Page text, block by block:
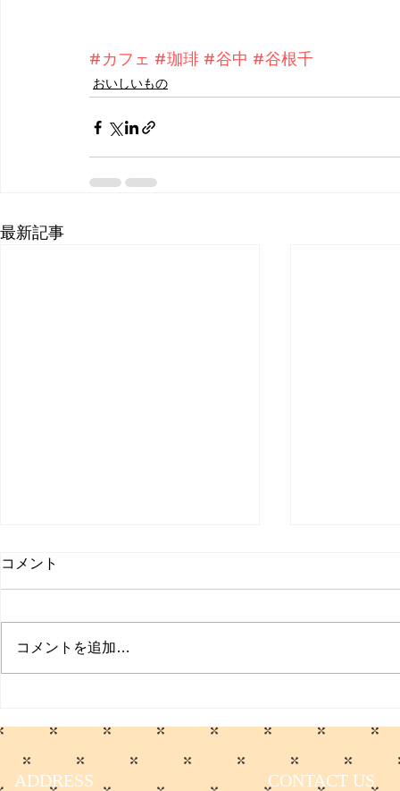
#カフェ #珈琲 #谷中 #谷根千
おいしいもの
最新記事
プクイチ
コメント
コメントを追加…
ADDRESS CONTACT US